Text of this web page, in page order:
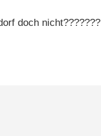
doch nicht???????